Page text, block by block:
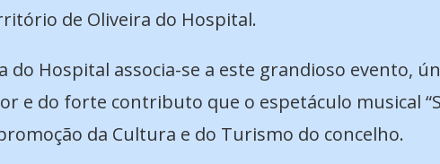
de Oliveira do Hospital.
do Hospital associa-se a este grandioso evento,
e do forte contributo que o espetáculo musical
da Cultura e do Turismo do concelho.